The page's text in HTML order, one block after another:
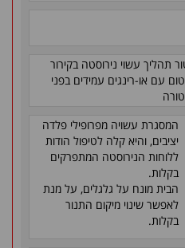
תהליך עשוי נירוסטה בקירור
עם או-רינגים עמידים בפני
המסגרת עשויה מפרופילי פלדה
יציבים, והיא קלה לטיפול הודות
ללוחות הנירוסטה המתפרקים
בקלות.
הבית מונח על גלגלים, על מנת
לאפשר שינוי מיקום התנור
בקלות.